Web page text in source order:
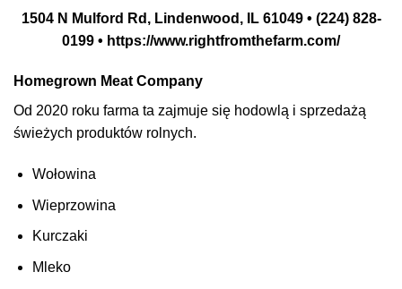
1504 N Mulford Rd, Lindenwood, IL 61049 • (224) 828-
0199 • https://www.rightfromthefarm.com/
Homegrown Meat Company
Od 2020 roku farma ta zajmuje się hodowlą i sprzedażą
świeżych produktów rolnych.
Wołowina
Wieprzowina
Kurczaki
Mleko